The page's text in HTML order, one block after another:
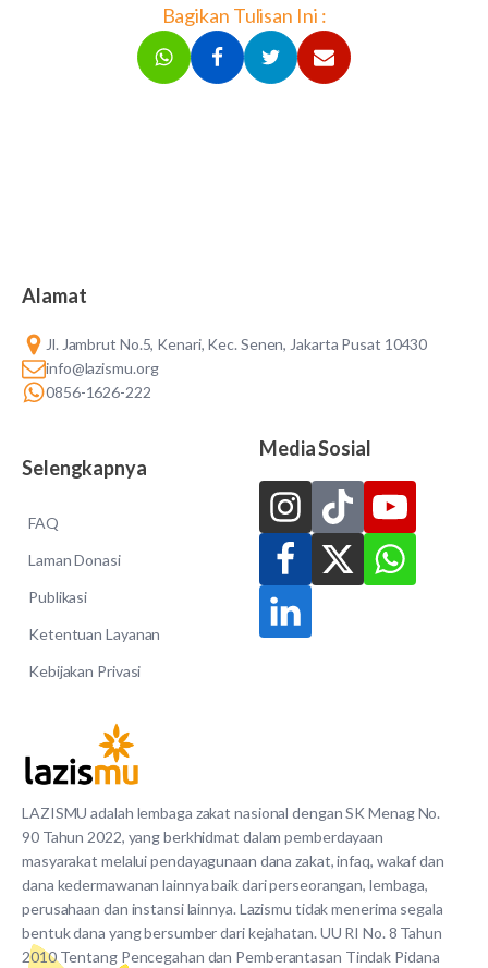
Bagikan Tulisan Ini :
LAZISMU adalah lembaga zakat nasional dengan SK Menag No.
90 Tahun 2022, yang berkhidmat dalam pemberdayaan
masyarakat melalui pendayagunaan dana zakat, infaq, wakaf dan
dana kedermawanan lainnya baik dari perseorangan, lembaga,
perusahaan dan instansi lainnya. Lazismu tidak menerima segala
bentuk dana yang bersumber dari kejahatan. UU RI No. 8 Tahun
2010 Tentang Pencegahan dan Pemberantasan Tindak Pidana
Alamat
Jl. Jambrut No.5, Kenari, Kec. Senen, Jakarta Pusat 10430
info@lazismu.org
0856-1626-222
Selengkapnya
FAQ
Laman Donasi
Publikasi
Ketentuan Layanan
Kebijakan Privasi
Media Sosial